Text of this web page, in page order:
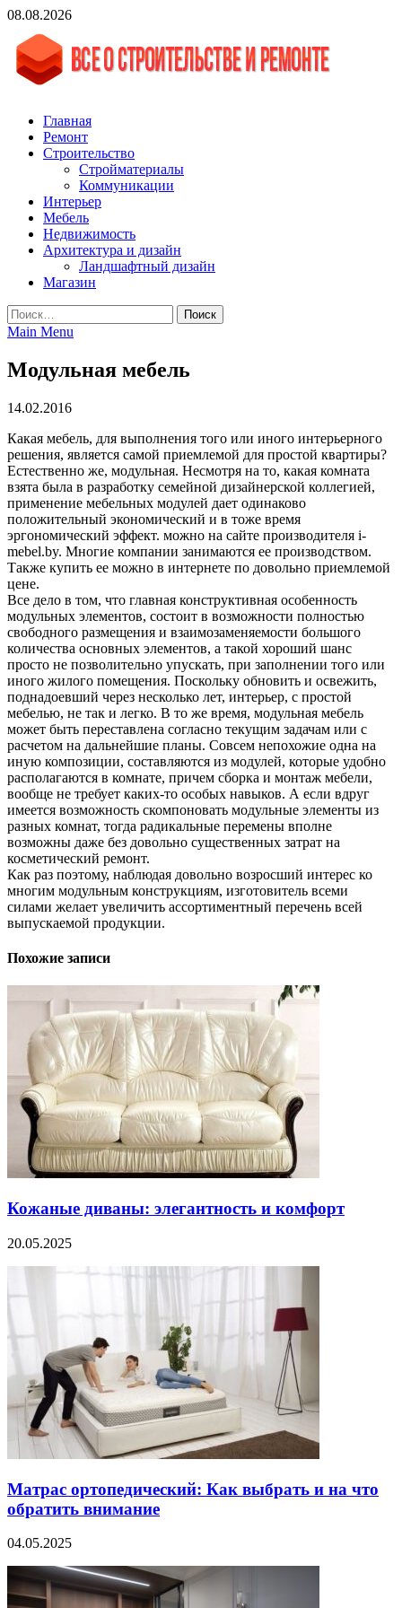
Skip
content
08.08.2026
vgasa.ru
Строительный журнал. Всё о строительстве и ремонтах
Главная
Ремонт
Строительство
Стройматериалы
Коммуникации
Интерьер
Мебель
Недвижимость
Архитектура и дизайн
Ландшафтный дизайн
Магазин
Найти:
Main Menu
Модульная мебель
14.02.2016
Какая мебель, для выполнения того или иного интерьерного
решения, является самой приемлемой для простой квартиры?
Естественно же, модульная. Несмотря на то, какая комната
взята была в разработку семейной дизайнерской коллегией,
применение мебельных модулей дает одинаково
положительный экономический и в тоже время
эргономический эффект. можно на сайте производителя i-
mebel.by. Многие компании занимаются ее производством.
Также купить ее можно в интернете по довольно приемлемой
цене.
Все дело в том, что главная конструктивная особенность
модульных элементов, состоит в возможности полностью
свободного размещения и взаимозаменяемости большого
количества основных элементов, а такой хороший шанс
просто не позволительно упускать, при заполнении того или
иного жилого помещения. Поскольку обновить и освежить,
поднадоевший через несколько лет, интерьер, с простой
мебелью, не так и легко. В то же время, модульная мебель
может быть переставлена согласно текущим задачам или с
расчетом на дальнейшие планы. Совсем непохожие одна на
иную композиции, составляются из модулей, которые удобно
располагаются в комнате, причем сборка и монтаж мебели,
вообще не требует каких-то особых навыков. А если вдруг
имеется возможность скомпоновать модульные элементы из
разных комнат, тогда радикальные перемены вполне
возможны даже без довольно существенных затрат на
косметический ремонт.
Как раз поэтому, наблюдая довольно возросший интерес ко
многим модульным конструкциям, изготовитель всеми
силами желает увеличить ассортиментный перечень всей
выпускаемой продукции.
Похожие записи
Кожаные диваны: элегантность и комфорт
20.05.2025
Матрас ортопедический: Как выбрать и на что
обратить внимание
04.05.2025